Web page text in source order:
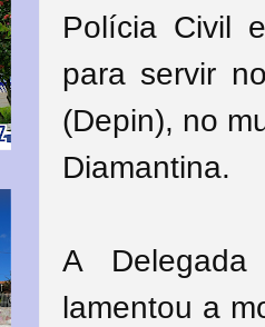
Polícia Civil
para servir
(Depin), no
Diamantina.
A
lamentou a